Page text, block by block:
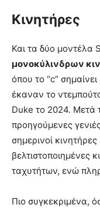
Κινητήρες
Και τα δύο μοντέλα
μονοκύλινδρων
όπου το “c”
έκαναν το
Duke το 2024. Μετά
προηγούμενες
σημερινοί
βελτιστοποιημένες
ταχυτήτων, ενώ
Πιο συγκεκριμένα,